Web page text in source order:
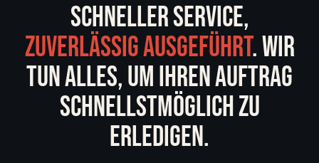
SCHNELLER SERVICE,
ZUVERLÄSSIG AUSGEFÜHRT. WIR
TUN ALLES, UM IHREN AUFTRAG
SCHNELLSTMÖGLICH ZU
ERLEDIGEN.